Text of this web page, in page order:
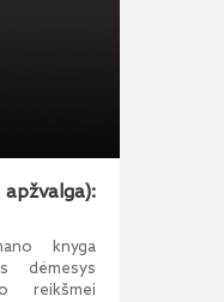
knyga
dėmesys
reikšmei